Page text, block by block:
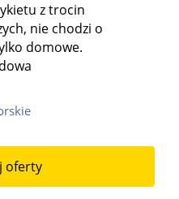
z trocin
nie chodzi o
domowe.
oferty